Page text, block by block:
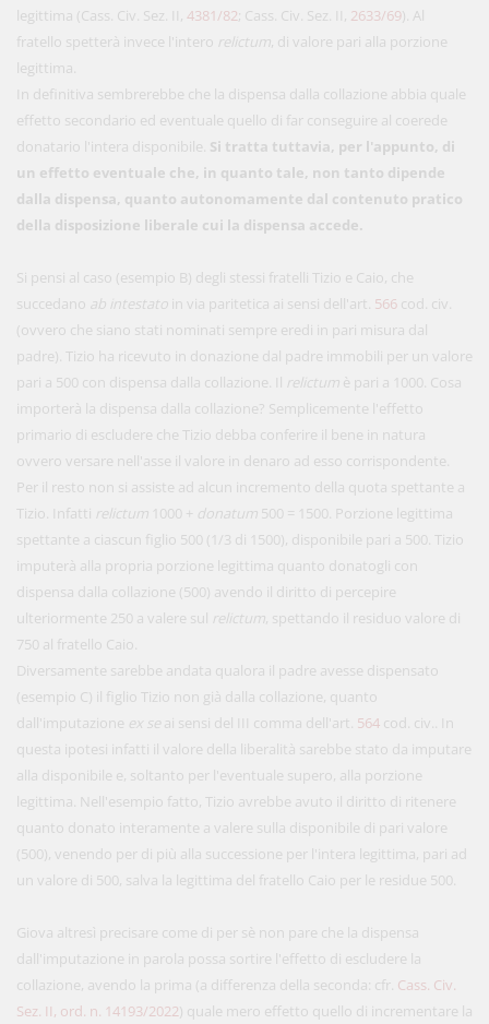
legittima (Cass. Civ. Sez. II, 4381/82; Cass. Civ. Sez. II, 2633/69). Al
fratello spetterà invece l'intero relictum, di valore pari alla porzione
legittima.
In definitiva sembrerebbe che la dispensa dalla collazione abbia quale
effetto secondario ed eventuale quello di far conseguire al coerede
donatario l'intera disponibile. Si tratta tuttavia, per l'appunto, di
un effetto eventuale che, in quanto tale, non tanto dipende
dalla dispensa, quanto autonomamente dal contenuto pratico
della disposizione liberale cui la dispensa accede.
Si pensi al caso (esempio B) degli stessi fratelli Tizio e Caio, che
succedano ab intestato in via paritetica ai sensi dell'art. 566 cod. civ.
(ovvero che siano stati nominati sempre eredi in pari misura dal
padre). Tizio ha ricevuto in donazione dal padre immobili per un valore
pari a 500 con dispensa dalla collazione. Il relictum è pari a 1000. Cosa
importerà la dispensa dalla collazione? Semplicemente l'effetto
primario di escludere che Tizio debba conferire il bene in natura
ovvero versare nell'asse il valore in denaro ad esso corrispondente.
Per il resto non si assiste ad alcun incremento della quota spettante a
Tizio. Infatti relictum 1000 + donatum 500 = 1500. Porzione legittima
spettante a ciascun figlio 500 (1/3 di 1500), disponibile pari a 500. Tizio
imputerà alla propria porzione legittima quanto donatogli con
dispensa dalla collazione (500) avendo il diritto di percepire
ulteriormente 250 a valere sul relictum, spettando il residuo valore di
750 al fratello Caio.
Diversamente sarebbe andata qualora il padre avesse dispensato
(esempio C) il figlio Tizio non già dalla collazione, quanto
dall'imputazione ex se ai sensi del III comma dell'art. 564 cod. civ.. In
questa ipotesi infatti il valore della liberalità sarebbe stato da imputare
alla disponibile e, soltanto per l'eventuale supero, alla porzione
legittima. Nell'esempio fatto, Tizio avrebbe avuto il diritto di ritenere
quanto donato interamente a valere sulla disponibile di pari valore
(500), venendo per di più alla successione per l'intera legittima, pari ad
un valore di 500, salva la legittima del fratello Caio per le residue 500.
Giova altresì precisare come di per sè non pare che la dispensa
dall'imputazione in parola possa sortire l'effetto di escludere la
collazione, avendo la prima (a differenza della seconda: cfr. Cass. Civ.
Sez. II, ord. n. 14193/2022) quale mero effetto quello di incrementare la